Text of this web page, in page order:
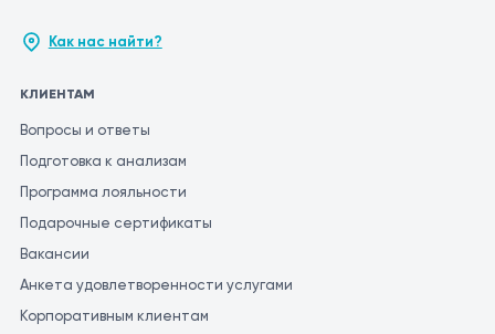
Как нас найти?
КЛИЕНТАМ
Вопросы и ответы
Подготовка к анализам
Программа лояльности
Подарочные сертификаты
Вакансии
Анкета удовлетворенности услугами
Корпоративным клиентам